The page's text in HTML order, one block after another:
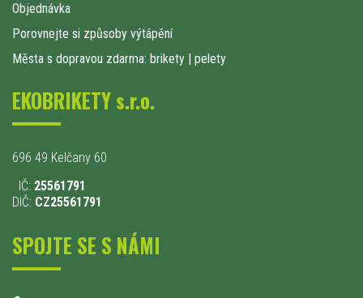
Objednávka
Porovnejte si způsoby výtápění
Města s dopravou zdarma: brikety | pelety
EKOBRIKETY s.r.o.
696 49 Kelčany 60
IČ: 25561791
DIČ: CZ25561791
SPOJTE SE S NÁMI